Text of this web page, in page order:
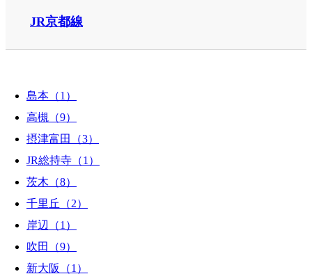
JR京都線
島本（1）
高槻（9）
摂津富田（3）
JR総持寺（1）
茨木（8）
千里丘（2）
岸辺（1）
吹田（9）
新大阪（1）